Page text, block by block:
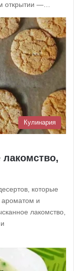
открытии —…
Кулинария
которые
ароматом и
лакомство,